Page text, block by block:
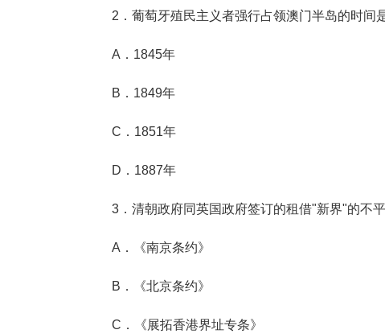
2．葡萄牙殖民主义者强行占领澳门半岛的时间是
A．1845年
B．1849年
C．1851年
D．1887年
3．清朝政府同英国政府签订的租借"新界"的不平
A．《南京条约》
B．《北京条约》
C．《展拓香港界址专条》